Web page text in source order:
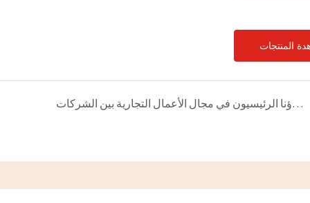
المنتجات
مصنع منتجات الأكريليك: من هم عملاؤنا الرئيسيون في مجال الأعمال التجارية بين الشركات (B2B)؟